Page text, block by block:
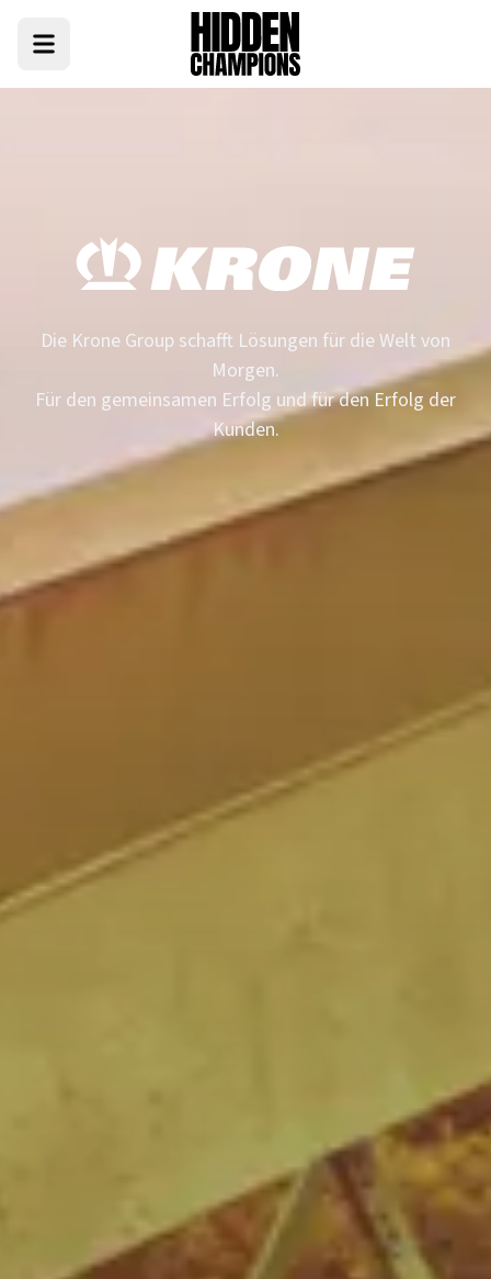
Die Krone Group schafft Lösungen für die Welt von
Morgen.
Für den gemeinsamen Erfolg und für den Erfolg der
Kunden.